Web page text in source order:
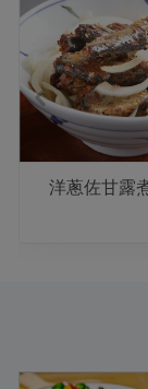
洋蔥佐甘露